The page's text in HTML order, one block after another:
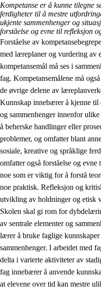
2. Prinsipper for
2.1 Sosial læring og
2.2 Kompetanse i fagene
Grunnleggende
2.4 Å lære å lære
Tverrfaglige temaer
Kompetanse er å kunne tilegne
ferdigheter til å mestre
ukjente sammenhenger og
forståelse og evne til refleksjon
Forståelse av
med læreplaner og vurdering av
kompetansemål må ses i
fag. Kompetansemålene må
de øvrige delene av
Kunnskap innebærer å kjenne til
og sammenhenger innenfor
å beherske handlinger eller
problemer, og omfatter blant
sosiale, kreative og språklige
omfatter også forståelse og
noe som er viktig for å forstå
noe praktisk. Refleksjon og
utvikling av holdninger og etisk
Skolen skal gi rom for
av sentrale elementer og
lærer å bruke faglige
sammenhenger. I arbeidet med
delta i varierte aktiviteter av
fag innebærer å anvende
at elevene over tid kan mestre